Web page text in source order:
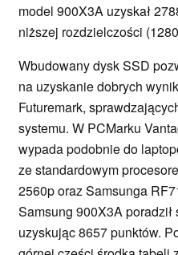
model 900X3A uzyskał
niższej rozdzielczości
Wbudowany dysk SSD
na uzyskanie dobrych
Futuremark,
systemu. W PCMarku
wypada podobnie do
ze standardowym
2560p oraz Samsunga
Samsung 900X3A
uzyskując 8657 punktów.